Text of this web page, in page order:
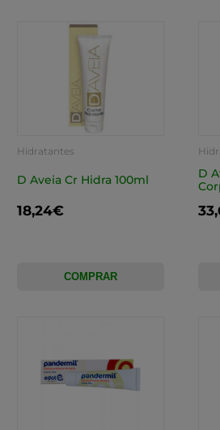
Hidratantes
D Aveia Cr Hidra 100ml
18,24€
COMPRAR
D